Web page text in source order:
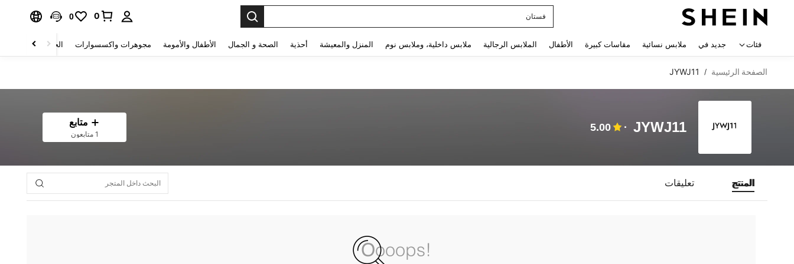
فستان
0
0
فئات جديد في ملابس نسائية مقاسات كبيرة الأطفال الملابس الرجالية ملابس داخلية، وملابس نوم المنزل والمعيشة أحذية الصحة و الجمال الأطفال والأمومة مجوهرات واكسسوارات الحقائب والأمتعة
الصفحة الرئيسية /
JYWJ11
JYWJ11
5.00 متابع
1 متابعون
المنتج تعليقات